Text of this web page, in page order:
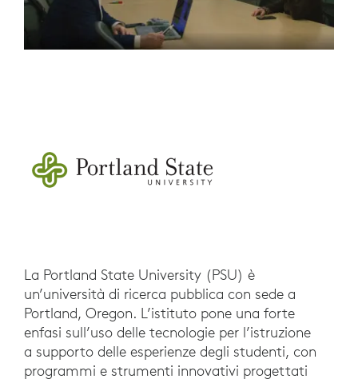
LAVORO
IN
La Portland State University (PSU) è
un’università di ricerca pubblica con sede a
Portland, Oregon. L’istituto pone una forte
enfasi sull’uso delle tecnologie per l’istruzione
a supporto delle esperienze degli studenti, con
programmi e strumenti innovativi progettati